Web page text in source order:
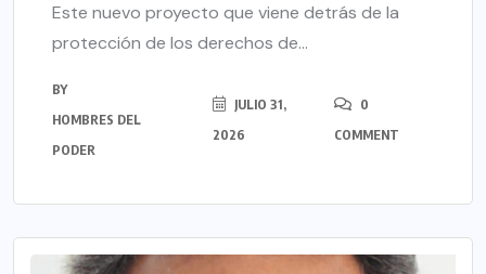
Este nuevo proyecto que viene detrás de la
protección de los derechos de...
BY
HOMBRES DEL
PODER
JULIO 31,
2026
0
COMMENT